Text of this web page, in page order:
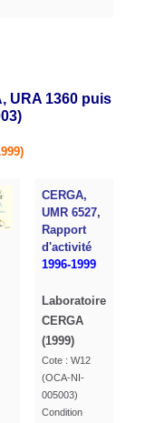
URA 1360 puis
CERGA,
UMR 6527,
Rapport
d'activité
1996-1999
Laboratoire
CERGA
(1999)
Cote : W12
(OCA-NI-
005003)
Condition